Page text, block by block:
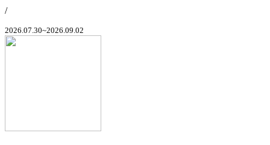
/
2026.07.30~2026.09.02